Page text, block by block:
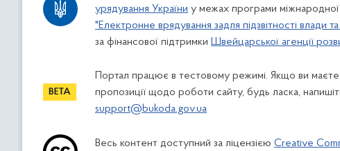
урядування України у межах програми міжнародної
"Електронне врядування задля підзвітності влади
за фінансової підтримки Швейцарської агенції
Портал працює в тестовому режимі. Якщо ви
пропозиції щодо роботи сайту, будь ласка,
support@bukoda.gov.ua
Весь контент доступний за ліцензією Creative